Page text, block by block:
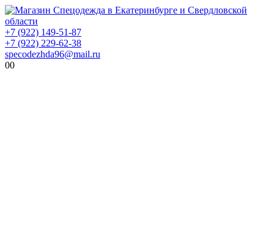
+7 (922) 149-51-87
+7 (922) 229-62-38
specodezhda96@mail.ru
00